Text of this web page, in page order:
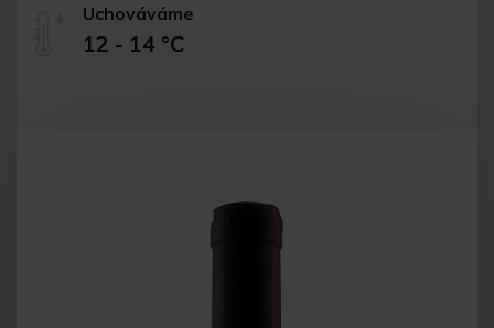
Uchováváme
12 - 14 °C